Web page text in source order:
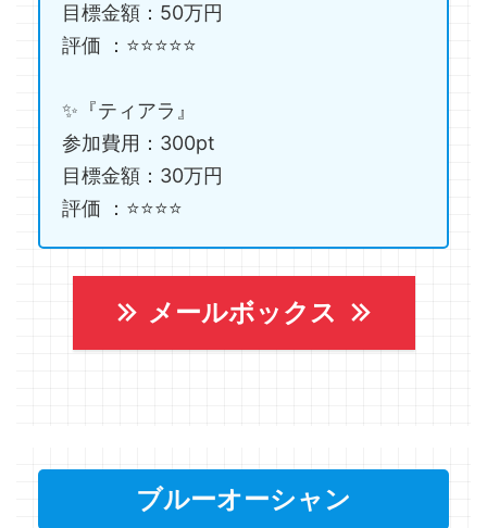
目標金額：50万円
評価 ：⭐️⭐️⭐️⭐️⭐️
✨『ティアラ』
参加費用：300pt
目標金額：30万円
評価 ：⭐️⭐️⭐️⭐️
メールボックス
ブルーオーシャン